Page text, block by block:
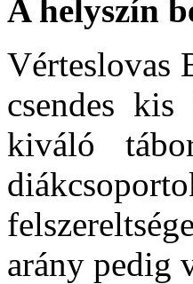
A helyszín
Vérteslovas
csendes
kiváló
arány pedig